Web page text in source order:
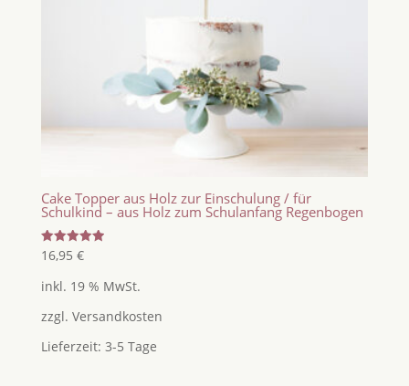
Cake Topper aus Holz zur Einschulung / für
Schulkind – aus Holz zum Schulanfang Regenbogen
Bewertet
mit
von 5
16,95 €
inkl. 19 % MwSt.
zzgl. Versandkosten
Lieferzeit: 3-5 Tage